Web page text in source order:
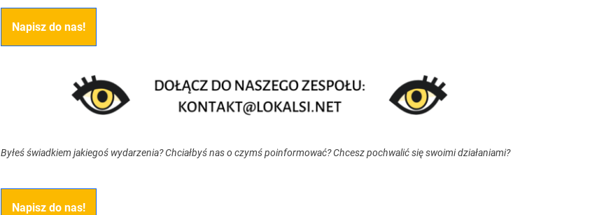
Napisz do nas!
Byłeś świadkiem jakiegoś wydarzenia? Chciałbyś nas o czymś poinformować? Chcesz pochwalić się swoimi działaniami?
Napisz do nas!